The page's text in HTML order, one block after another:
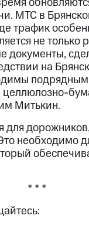
МТС в
трафик
не
на
Митькин.
для
необходимо
* * *